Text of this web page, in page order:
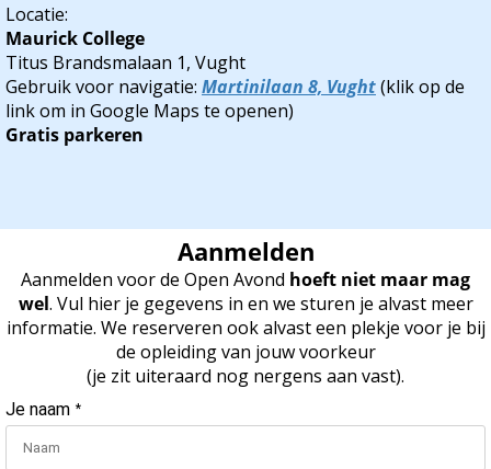
Locatie:
Maurick College
Titus Brandsmalaan 1, Vught
Gebruik voor navigatie: Martinilaan 8, Vught(klik op de
link om in Google Maps te openen)
Gratis parkeren
Aanmelden
Aanmelden voor de Open Avond hoeft niet maar mag
wel. Vul hier je gegevens in en we sturen je alvast meer
informatie. We reserveren ook alvast een plekje voor je bij
de opleiding van jouw voorkeur
(je zit uiteraard nog nergens aan vast).
Je naam *
op
gebruikt